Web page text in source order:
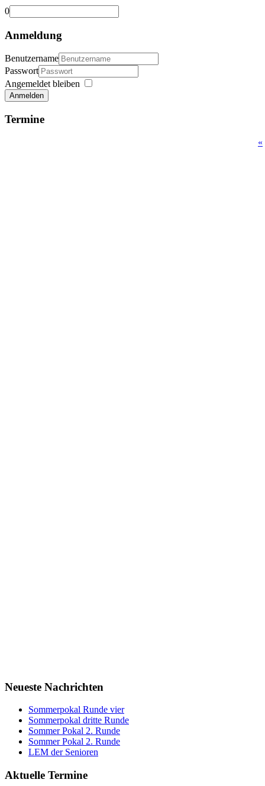
0
Anmeldung
Benutzername
Passwort
Angemeldet bleiben
Anmelden
Termine
«
Neueste Nachrichten
Sommerpokal Runde vier
Sommerpokal dritte Runde
Sommer Pokal 2. Runde
Sommer Pokal 2. Runde
LEM der Senioren
Aktuelle Termine